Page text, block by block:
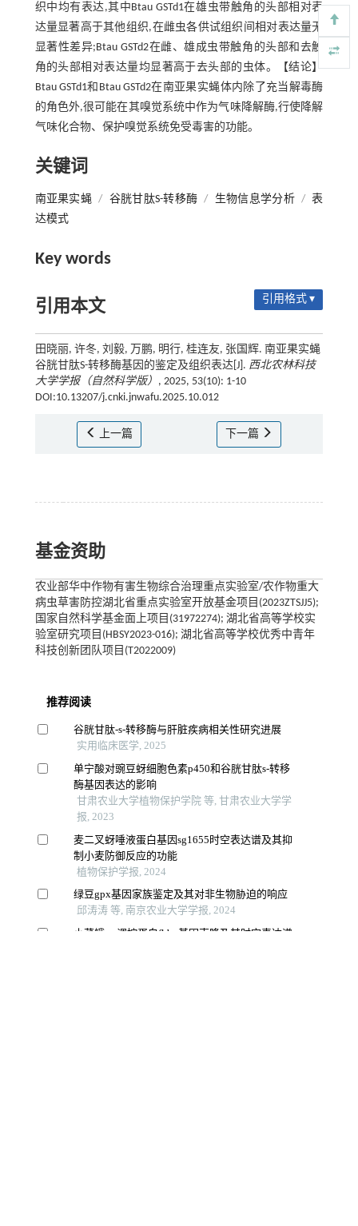
织中均有表达,其中Btau GSTd1在雄虫带触角的头部相对表
达量显著高于其他组织,在雌虫各供试组织间相对表达量无
显著性差异;Btau GSTd2在雌、雄成虫带触角的头部和去触
角的头部相对表达量均显著高于去头部的虫体。【结论】
Btau GSTd1和Btau GSTd2在南亚果实蝇体内除了充当解毒酶
的角色外,很可能在其嗅觉系统中作为气味降解酶,行使降解
气味化合物、保护嗅觉系统免受毒害的功能。
关键词
南亚果实蝇 / 谷胱甘肽S-转移酶 / 生物信息学分析 / 表
达模式
Key words
引用本文 引用格式 ▾
田晓丽, 许冬, 刘毅, 万鹏, 明行, 桂连友, 张国辉. 南亚果实蝇
谷胱甘肽S-转移酶基因的鉴定及组织表达[J]. 西北农林科技
大学学报（自然科学版） , 2025, 53(10): 1-10
DOI:10.13207/j.cnki.jnwafu.2025.10.012
上一篇 下一篇
基金资助
农业部华中作物有害生物综合治理重点实验室/农作物重大
病虫草害防控湖北省重点实验室开放基金项目(2023ZTSJJ5);
国家自然科学基金面上项目(31972274); 湖北省高等学校实
验室研究项目(HBSY2023-016); 湖北省高等学校优秀中青年
科技创新团队项目(T2022009)